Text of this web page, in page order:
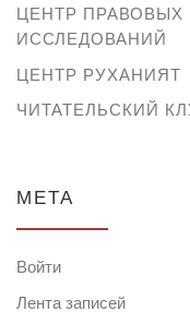
ЦЕНТР
ИССЛЕДОВАНИЙ
ЦЕНТР РУХАНИЯТ
ЧИТАТЕЛЬСКИЙ
МЕТА
Войти
Лента записей